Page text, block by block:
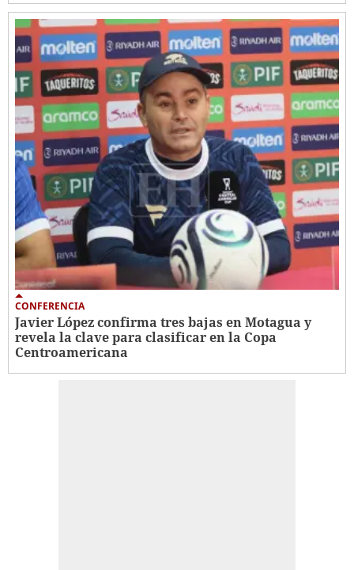
CONFERENCIA
Javier López confirma tres bajas en Motagua y
revela la clave para clasificar en la Copa
Centroamericana